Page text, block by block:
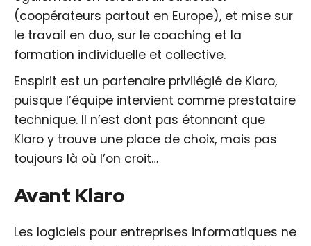
(coopérateurs partout en Europe), et mise sur
le travail en duo, sur le coaching et la
formation individuelle et collective.
Enspirit est un partenaire privilégié de Klaro,
puisque l’équipe intervient comme prestataire
technique. Il n’est dont pas étonnant que
Klaro y trouve une place de choix, mais pas
toujours là où l’on croit…
Avant Klaro
Les logiciels pour entreprises informatiques ne